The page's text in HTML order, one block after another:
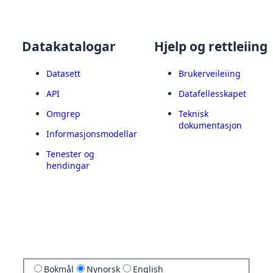
Datakatalogar
Datasett
API
Omgrep
Informasjonsmodellar
Tenester og
hendingar
Hjelp og rettleiing
Brukerveileiing
Datafellesskapet
Teknisk
dokumentasjon
Bokmål Nynorsk English